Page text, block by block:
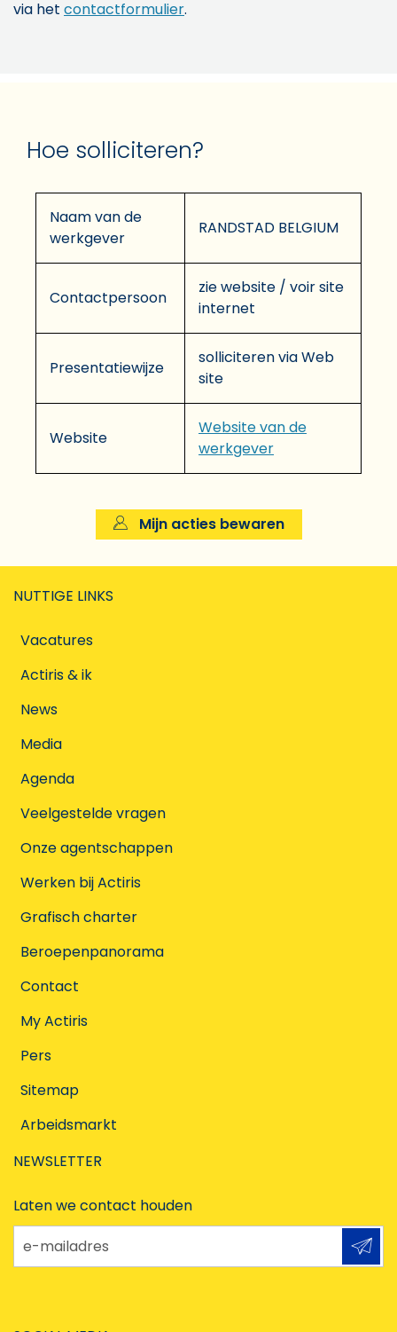
via het contactformulier.
Hoe solliciteren?
Naam van de
werkgever
RANDSTAD BELGIUM
Contactpersoon
zie website / voir site
internet
Presentatiewijze
solliciteren via Web
site
Website
Website van de
werkgever
Mijn acties bewaren
NUTTIGE LINKS
Vacatures
Actiris & ik
News
Media
Agenda
Veelgestelde vragen
Onze agentschappen
Werken bij Actiris
Grafisch charter
Beroepenpanorama
Contact
My Actiris
Pers
Sitemap
Arbeidsmarkt
NEWSLETTER
Laten we contact houden
e-mailadres